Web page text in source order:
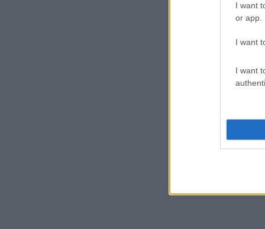
I want
or app.
I want
I want